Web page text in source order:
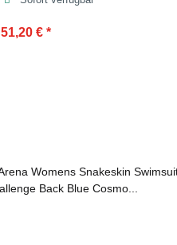
51,20 € *